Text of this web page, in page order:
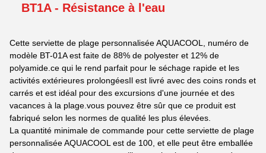
BT1A - Résistance à l'eau
Cette serviette de plage personnalisée AQUACOOL, numéro de
modèle BT-01A est faite de 88% de polyester et 12% de
polyamide.ce qui le rend parfait pour le séchage rapide et les
activités extérieures prolongéesIl est livré avec des coins ronds et
carrés et est idéal pour des excursions d'une journée et des
vacances à la plage.vous pouvez être sûr que ce produit est
fabriqué selon les normes de qualité les plus élevées.
La quantité minimale de commande pour cette serviette de plage
personnalisée AQUACOOL est de 100, et elle peut être emballée